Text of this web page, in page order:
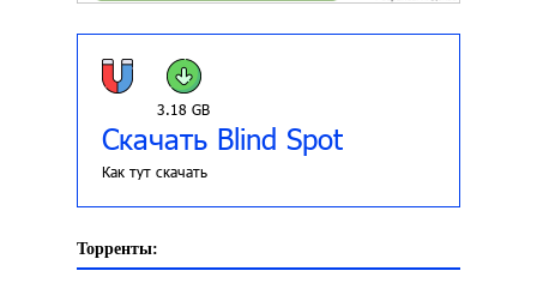
3.18 GB
Скачать Blind Spot
Как тут скачать
Торренты: